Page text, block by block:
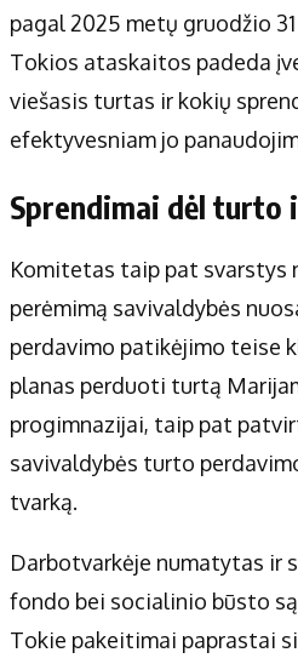
pagal 2025 metų gruodžio
Tokios ataskaitos padeda
viešasis turtas ir kokių
efektyvesniam jo
Sprendimai dėl turto
Komitetas taip pat svarstys
perėmimą savivaldybės
perdavimo patikėjimo teise
planas perduoti turtą
progimnazijai, taip pat
savivaldybės turto
tvarką.
Darbotvarkėje numatytas ir
fondo bei socialinio būsto
Tokie pakeitimai paprastai